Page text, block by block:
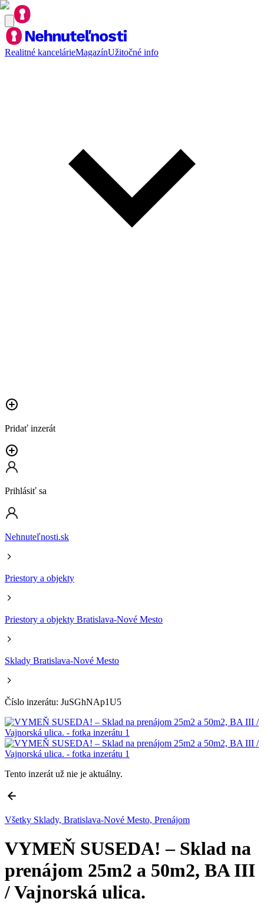
Realitné kancelárieMagazínUžitočné info
Pridať inzerát
Prihlásiť sa
Nehnuteľnosti.sk
Priestory a objekty
Priestory a objekty Bratislava-Nové Mesto
Sklady Bratislava-Nové Mesto
Číslo inzerátu: JuSGhNAp1U5
Tento inzerát už nie je aktuálny.
Všetky Sklady, Bratislava-Nové Mesto, Prenájom
VYMEŇ SUSEDA! – Sklad na
prenájom 25m2 a 50m2, BA III
/ Vajnorská ulica.